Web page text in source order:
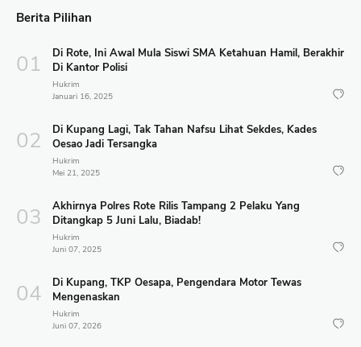
Berita Pilihan
Di Rote, Ini Awal Mula Siswi SMA Ketahuan Hamil, Berakhir
Di Kantor Polisi
Hukrim
Januari 16, 2025
Di Kupang Lagi, Tak Tahan Nafsu Lihat Sekdes, Kades
Oesao Jadi Tersangka
Hukrim
Mei 21, 2025
Akhirnya Polres Rote Rilis Tampang 2 Pelaku Yang
Ditangkap 5 Juni Lalu, Biadab!
Hukrim
Juni 07, 2025
Di Kupang, TKP Oesapa, Pengendara Motor Tewas
Mengenaskan
Hukrim
Juni 07, 2026